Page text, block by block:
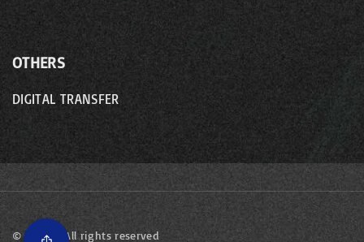
OTHERS
DIGITAL TRANSFER
©2026 - All rights reserved